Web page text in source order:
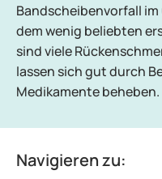
Bandscheibenvorfall
dem wenig beliebten
sind viele
lassen sich gut durch
Medikamente beheben.
Navigieren zu: